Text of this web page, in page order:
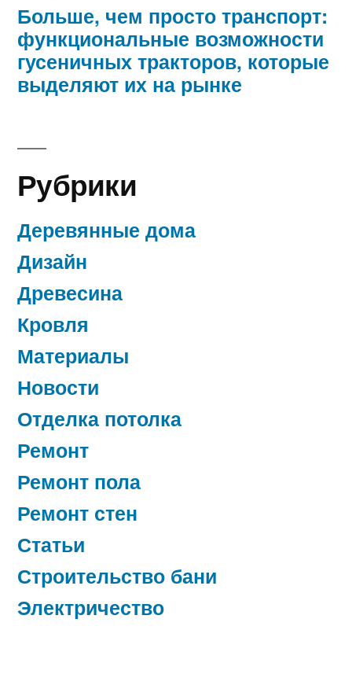
Больше, чем просто транспорт:
функциональные возможности
гусеничных тракторов, которые
выделяют их на рынке
Рубрики
Деревянные дома
Дизайн
Древесина
Кровля
Материалы
Новости
Отделка потолка
Ремонт
Ремонт пола
Ремонт стен
Статьи
Строительство бани
Электричество